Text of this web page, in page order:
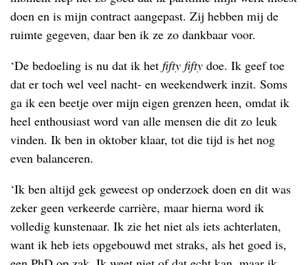
doen en is mijn contract aangepast. Zij hebben mij de
ruimte gegeven, daar ben ik ze zo dankbaar voor.
‘De bedoeling is nu dat ik het fifty fifty doe. Ik geef toe
dat er toch wel veel nacht- en weekendwerk inzit. Soms
ga ik een beetje over mijn eigen grenzen heen, omdat ik
heel enthousiast word van alle mensen die dit zo leuk
vinden. Ik ben in oktober klaar, tot die tijd is het nog
even balanceren.
‘Ik ben altijd gek geweest op onderzoek doen en dit was
zeker geen verkeerde carrière, maar hierna word ik
volledig kunstenaar. Ik zie het niet als iets achterlaten,
want ik heb iets opgebouwd met straks, als het goed is,